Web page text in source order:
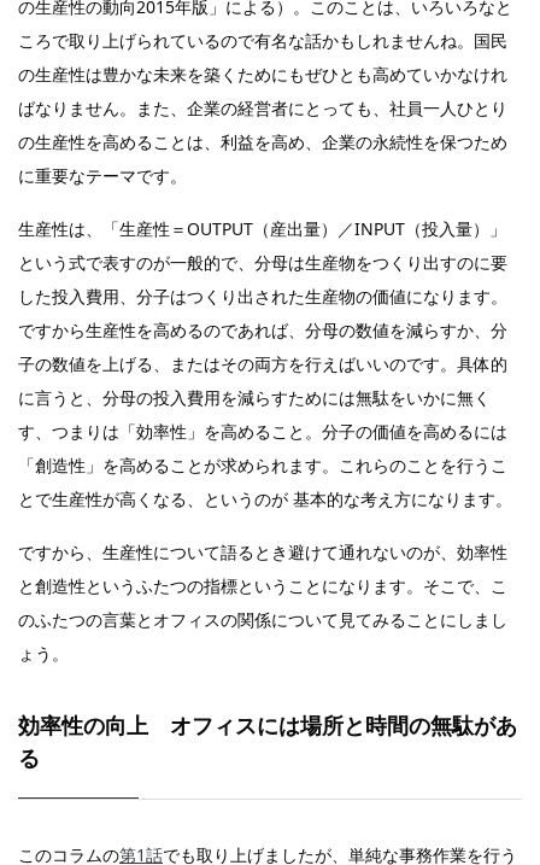
の生産性の動向2015年版」による）。このことは、いろいろなと
ころで取り上げられているので有名な話かもしれませんね。国民
の生産性は豊かな未来を築くためにもぜひとも高めていかなけれ
ばなりません。また、企業の経営者にとっても、社員一人ひとり
の生産性を高めることは、利益を高め、企業の永続性を保つため
に重要なテーマです。
生産性は、「生産性＝OUTPUT（産出量）／INPUT（投入量）」
という式で表すのが一般的で、分母は生産物をつくり出すのに要
した投入費用、分子はつくり出された生産物の価値になります。
ですから生産性を高めるのであれば、分母の数値を減らすか、分
子の数値を上げる、またはその両方を行えばいいのです。具体的
に言うと、分母の投入費用を減らすためには無駄をいかに無く
す、つまりは「効率性」を高めること。分子の価値を高めるには
「創造性」を高めることが求められます。これらのことを行うこ
とで生産性が高くなる、というのが 基本的な考え方になります。
ですから、生産性について語るとき避けて通れないのが、効率性
と創造性というふたつの指標ということになります。そこで、こ
のふたつの言葉とオフィスの関係について見てみることにしまし
ょう。
効率性の向上 オフィスには場所と時間の無駄があ
る
このコラムの第1話でも取り上げましたが、単純な事務作業を行う